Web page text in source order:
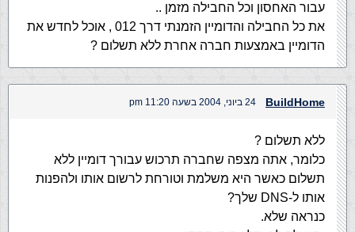
עבור האחסון וכל החבילה מזמן ..
את כל החבילה והדומיין הזמנתי דרך 012 , אוכל לחדש את
הדומיין באמצעות חברה אחרת ללא תשלום ?
BuildHome 24 ביוני, 2004 בשעה 11:20 pm
ללא תשלום ?
כלומר, אתה מצפה שחברה תרכוש עבורך דומיין ללא
תשלום כאשר היא משלמת וטורחת לרשום אותו ולהפנות
אותו ל-DNS שלך?
כנראה שלא.